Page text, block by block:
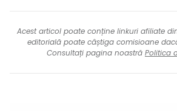
Acest articol poate conține linkuri afiliate
editorială poate câștiga comisioane
Consultați pagina noastră Politica